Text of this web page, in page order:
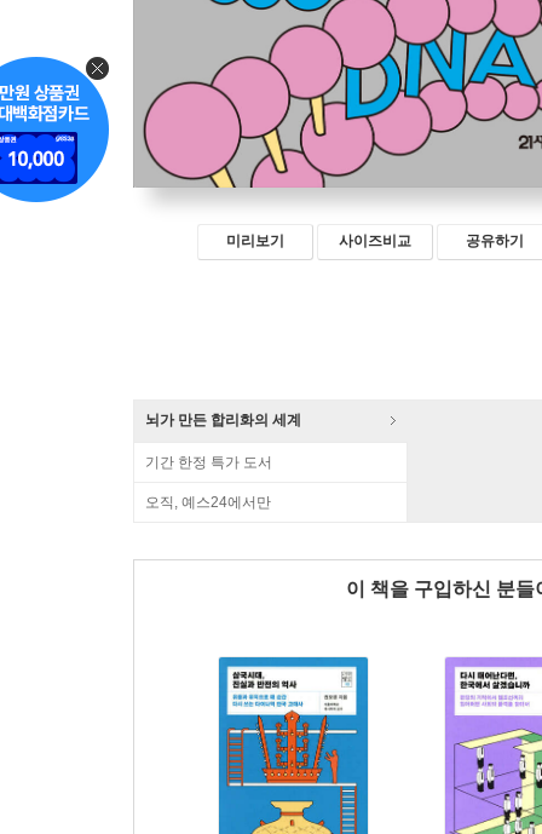
미리보기 사이즈비교 공유하기
뇌가 만든 합리화의 세계
기간 한정 특가 도서
오직, 예스24에서만
이 책을 구입하신 분